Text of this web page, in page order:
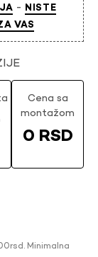
-
NISTE
VAS
Cena sa
montažom
0 RSD
Minimalna